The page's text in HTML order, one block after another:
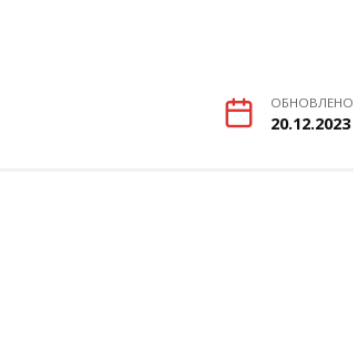
ОБНОВЛЕНО
20.12.2023